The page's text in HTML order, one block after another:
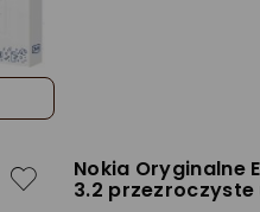
Nokia Oryginalne
3.2